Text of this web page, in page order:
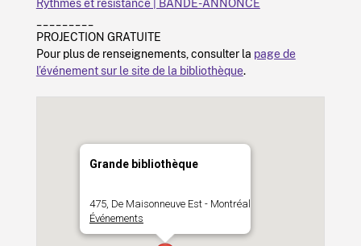
PROJECTION GRATUITE
Pour plus de renseignements, consulter la page de
l’événement sur le site de la bibliothèque.
Grande bibliothèque
475, De Maisonneuve Est - Montréal
Événements